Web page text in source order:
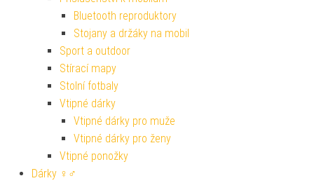
Bluetooth reproduktory
Stojany a držáky na mobil
Sport a outdoor
Stírací mapy
Stolní fotbaly
Vtipné dárky
Vtipné dárky pro muže
Vtipné dárky pro ženy
Vtipné ponožky
Dárky ♀♂